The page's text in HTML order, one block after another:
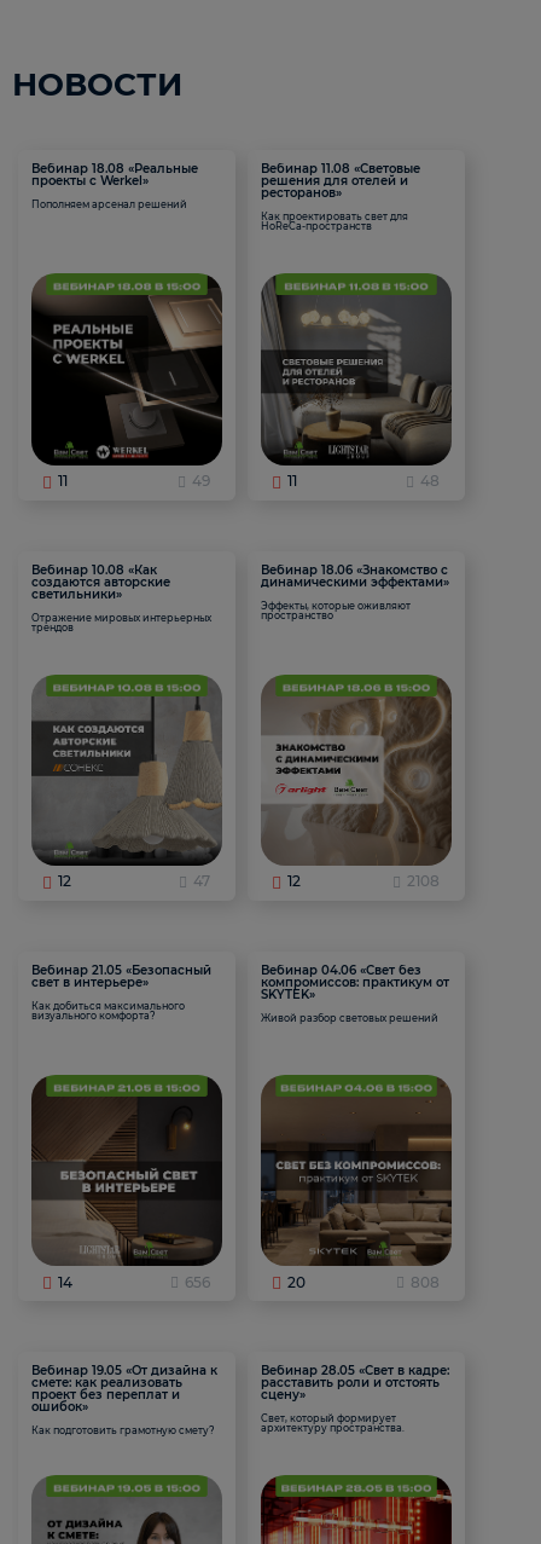
НОВОСТИ
Вебинар 18.08 «Реальные
проекты с Werkel»
Пополняем арсенал решений
11 49
Вебинар 11.08 «Световые
решения для отелей и
ресторанов»
Как проектировать свет для
HoReCa-пространств
11 48
Вебинар 10.08 «Как
создаются авторские
светильники»
Отражение мировых интерьерных
трендов
12 47
Вебинар 18.06 «Знакомство с
динамическими эффектами»
Эффекты, которые оживляют
пространство
12 2108
Вебинар 21.05 «Безопасный
свет в интерьере»
Как добиться максимального
визуального комфорта?
14 656
Вебинар 04.06 «Свет без
компромиссов: практикум от
SKYTEK»
Живой разбор световых решений
20 808
Вебинар 19.05 «От дизайна к
смете: как реализовать
проект без переплат и
ошибок»
Как подготовить грамотную смету?
Вебинар 28.05 «Свет в кадре:
расставить роли и отстоять
сцену»
Свет, который формирует
архитектуру пространства.